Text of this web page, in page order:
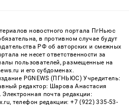
новостного портала ПгНьюс
в противном случае будут
РФ об авторских и смежных
не несет ответственности за
пользователей, размещенные на
и его субдоменах.
PGNEWS (ПГНЬЮС) Учредитель:
редактор: Шарова Анастасия
Электронная почта редакции:
телефон редакции: +7 (922) 335-53-